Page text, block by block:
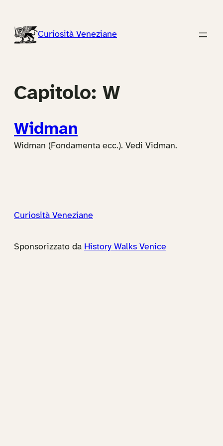
contenutoCuriosità Veneziane
Capitolo: W
Widman
Widman (Fondamenta ecc.). Vedi Vidman.
Curiosità Veneziane
Sponsorizzato da History Walks Venice